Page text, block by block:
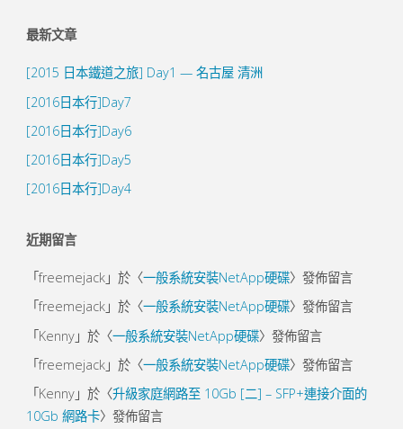
最新文章
[2015 日本鐵道之旅] Day1 — 名古屋 清洲
[2016日本行]Day7
[2016日本行]Day6
[2016日本行]Day5
[2016日本行]Day4
近期留言
「freemejack」於〈一般系統安裝NetApp硬碟〉發佈留言
「freemejack」於〈一般系統安裝NetApp硬碟〉發佈留言
「Kenny」於〈一般系統安裝NetApp硬碟〉發佈留言
「freemejack」於〈一般系統安裝NetApp硬碟〉發佈留言
「Kenny」於〈升級家庭網路至 10Gb [二] – SFP+連接介面的
10Gb 網路卡〉發佈留言